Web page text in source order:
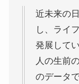
近未来の
し、ライ
発展して
人の生前
のデータ